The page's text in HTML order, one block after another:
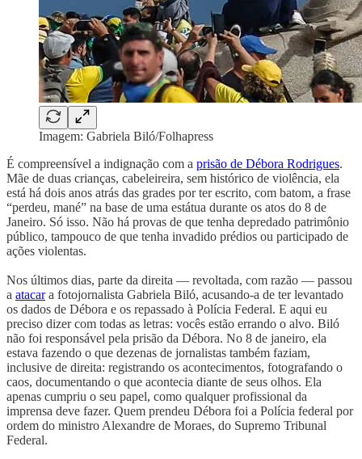
Imagem: Gabriela Biló/Folhapress
É compreensível a indignação com a prisão de Débora Rodrigues.
Mãe de duas crianças, cabeleireira, sem histórico de violência, ela
está há dois anos atrás das grades por ter escrito, com batom, a frase
“perdeu, mané” na base de uma estátua durante os atos do 8 de
Janeiro. Só isso. Não há provas de que tenha depredado patrimônio
público, tampouco de que tenha invadido prédios ou participado de
ações violentas.
Nos últimos dias, parte da direita — revoltada, com razão — passou
a atacara fotojornalista Gabriela Biló, acusando-a de ter levantado
os dados de Débora e os repassado à Polícia Federal. E aqui eu
preciso dizer com todas as letras: vocês estão errando o alvo. Biló
não foi responsável pela prisão da Débora. No 8 de janeiro, ela
estava fazendo o que dezenas de jornalistas também faziam,
inclusive de direita: registrando os acontecimentos, fotografando o
caos, documentando o que acontecia diante de seus olhos. Ela
apenas cumpriu o seu papel, como qualquer profissional da
imprensa deve fazer. Quem prendeu Débora foi a Polícia federal por
ordem do ministro Alexandre de Moraes, do Supremo Tribunal
Federal.